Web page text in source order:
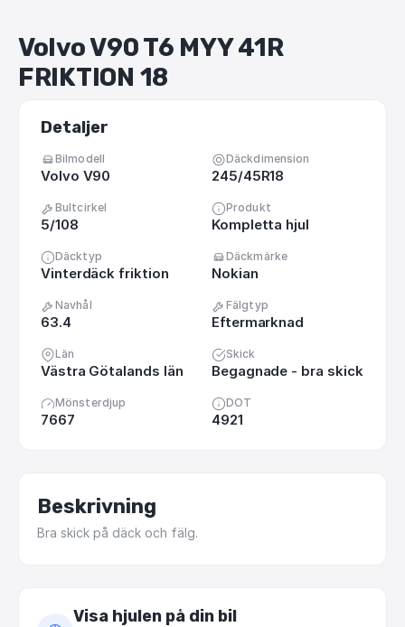
VolvoV90T6 MYY41R
FRIKTION 18
Detaljer
Bilmodell
Volvo V90
Däckdimension
245/45R18
Bultcirkel
5/108
Produkt
Kompletta hjul
Däcktyp
Vinterdäck friktion
Däckmärke
Nokian
Navhål
63.4
Fälgtyp
Eftermarknad
Län
Västra Götalands län
Skick
Begagnade - bra skick
Mönsterdjup
7667
DOT
4921
Beskrivning
Bra skick på däck och fälg.
Visa hjulen på din bil